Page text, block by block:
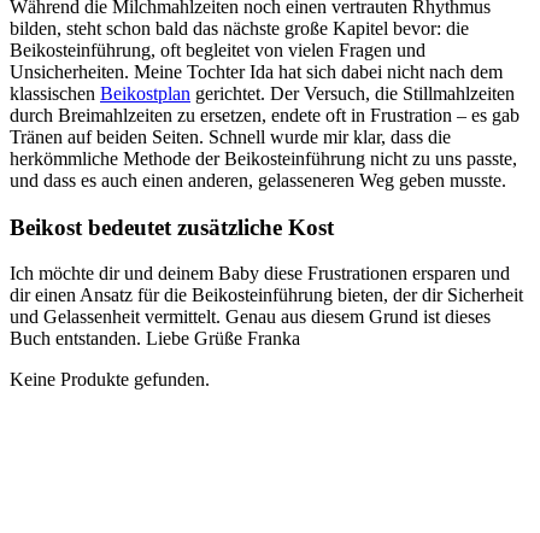
Während die Milchmahlzeiten noch einen vertrauten Rhythmus
bilden, steht schon bald das nächste große Kapitel bevor: die
Beikosteinführung, oft begleitet von vielen Fragen und
Unsicherheiten. Meine Tochter Ida hat sich dabei nicht nach dem
klassischen Beikostplan gerichtet. Der Versuch, die Stillmahlzeiten
durch Breimahlzeiten zu ersetzen, endete oft in Frustration – es gab
Tränen auf beiden Seiten. Schnell wurde mir klar, dass die
herkömmliche Methode der Beikosteinführung nicht zu uns passte,
und dass es auch einen anderen, gelasseneren Weg geben musste.
Beikost bedeutet zusätzliche Kost
Ich möchte dir und deinem Baby diese Frustrationen ersparen und
dir einen Ansatz für die Beikosteinführung bieten, der dir Sicherheit
und Gelassenheit vermittelt. Genau aus diesem Grund ist dieses
Buch entstanden. Liebe Grüße Franka
Keine Produkte gefunden.